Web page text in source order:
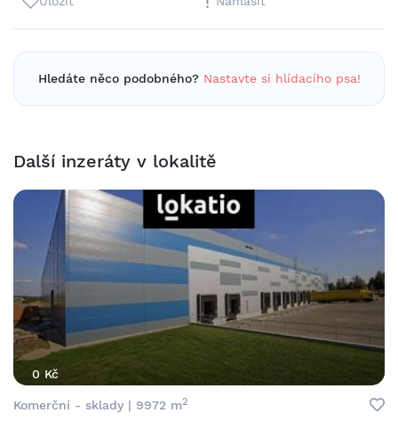
Hledáte něco podobného? Nastavte si hlídacího psa!
Další inzeráty v lokalitě
0 Kč
Komerční - sklady | 9972 m2